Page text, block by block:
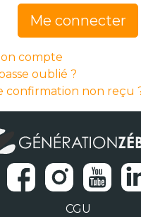
Me connecter
compte
oublié ?
confirmation non reçu
CGU